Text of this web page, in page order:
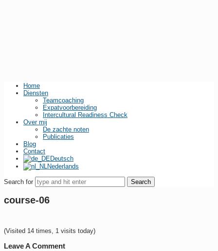
Home
Diensten
Teamcoaching
Expatvoorbereiding
Intercultural Readiness Check
Over mij
De zachte noten
Publicaties
Blog
Contact
Deutsch
Nederlands
Search for
course-06
(Visited 14 times, 1 visits today)
Leave A Comment